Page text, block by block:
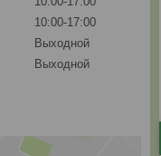
10:00-17:00
Выходной
Выходной